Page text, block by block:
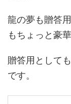
龍の夢も贈答
もちょっと豪
贈答用として
です。